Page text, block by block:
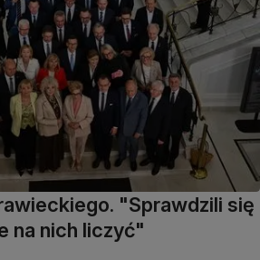
"Sprawdzili się
na nich liczyć"